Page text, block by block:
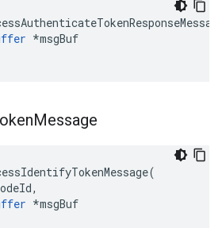
*msgBuf
Message
(
,
*msgBuf